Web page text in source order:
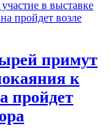
примут
к
пройдет